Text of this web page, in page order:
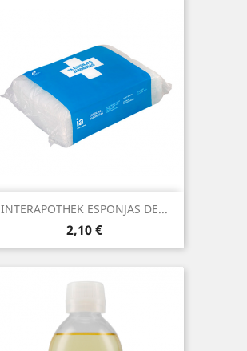
INTERAPOTHEK ESPONJAS DE...
Preço
2,10 €